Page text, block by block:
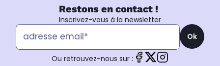
Restons en contact !
Inscrivez-vous à la newsletter
Ok
Ou retrouvez-nous sur :